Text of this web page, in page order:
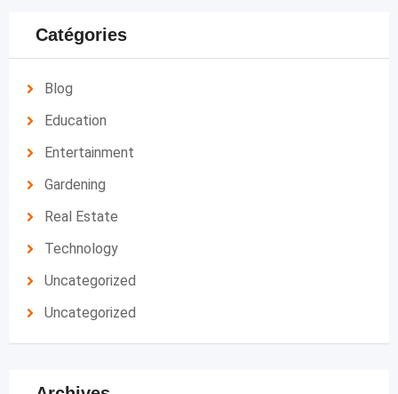
Catégories
Blog
Education
Entertainment
Gardening
Real Estate
Technology
Uncategorized
Uncategorized